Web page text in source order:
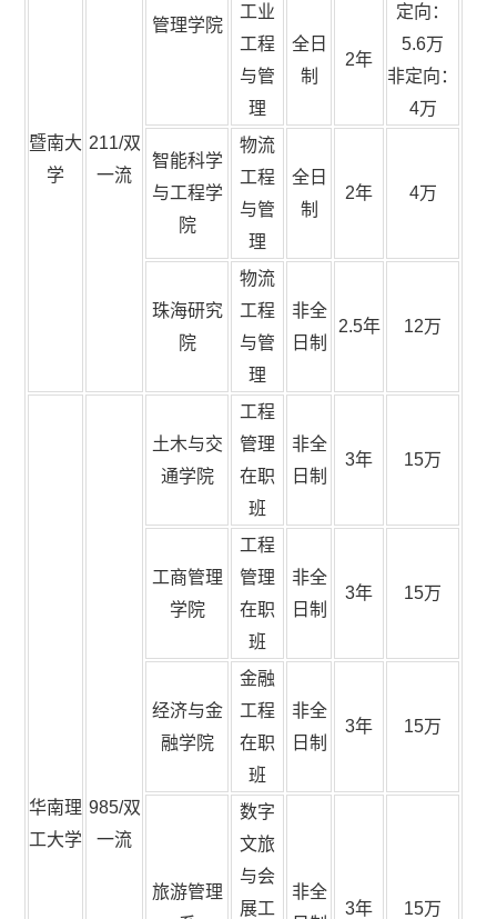
暨南大
学
211/双
一流
管理学院
工业
工程
与管
理
全日
制
2年
定向：
5.6万
非定向：
4万
智能科学
与工程学
院
物流
工程
与管
理
全日
制
2年 4万
珠海研究
院
物流
工程
与管
理
非全
日制
2.5年 12万
华南理
工大学
985/双
一流
土木与交
通学院
工程
管理
在职
班
非全
日制
3年 15万
工商管理
学院
工程
管理
在职
班
非全
日制
3年 15万
经济与金
融学院
金融
工程
在职
班
非全
日制
3年 15万
旅游管理
数字
文旅
与会
展工
非全
3年 15万